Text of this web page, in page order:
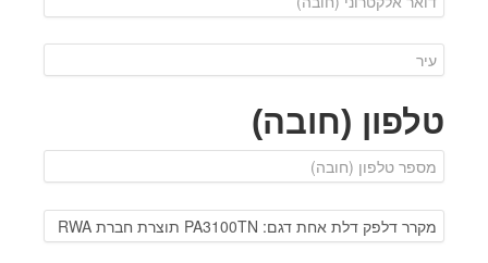
טלפון (חובה)